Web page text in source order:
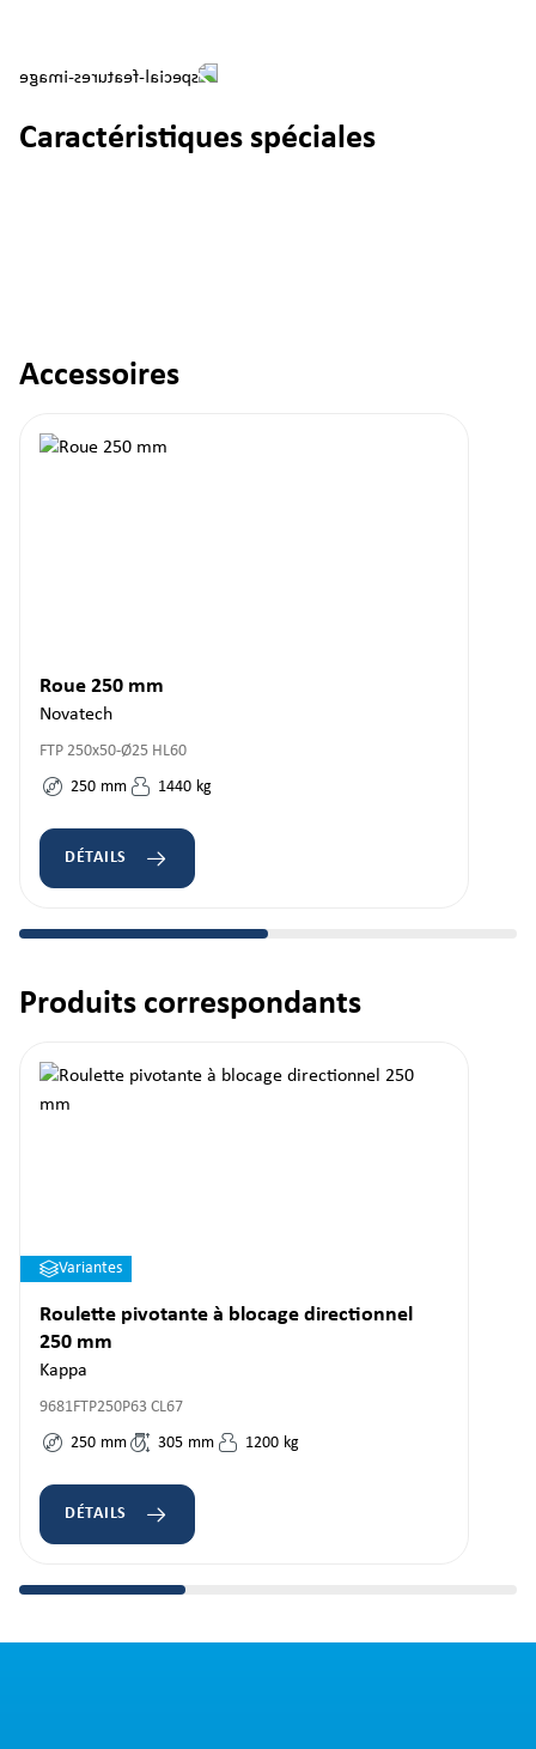
Caractéristiques spéciales
Ignorer la galerie de produits
Accessoires
Roue 250 mm
Novatech
FTP 250x50-Ø25 HL60
250 mm 1440 kg
DÉTAILS
Ignorer la galerie de produits
Produits correspondants
Variantes
Roulette pivotante à blocage directionnel
250 mm
Kappa
9681FTP250P63 CL67
250 mm 305 mm 1200 kg
DÉTAILS